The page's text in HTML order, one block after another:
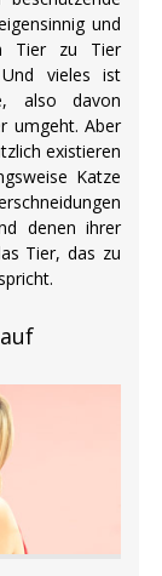
und
Tier zu Tier
vieles ist
also davon
umgeht. Aber
existieren
Katze
denen ihrer
Tier, das zu